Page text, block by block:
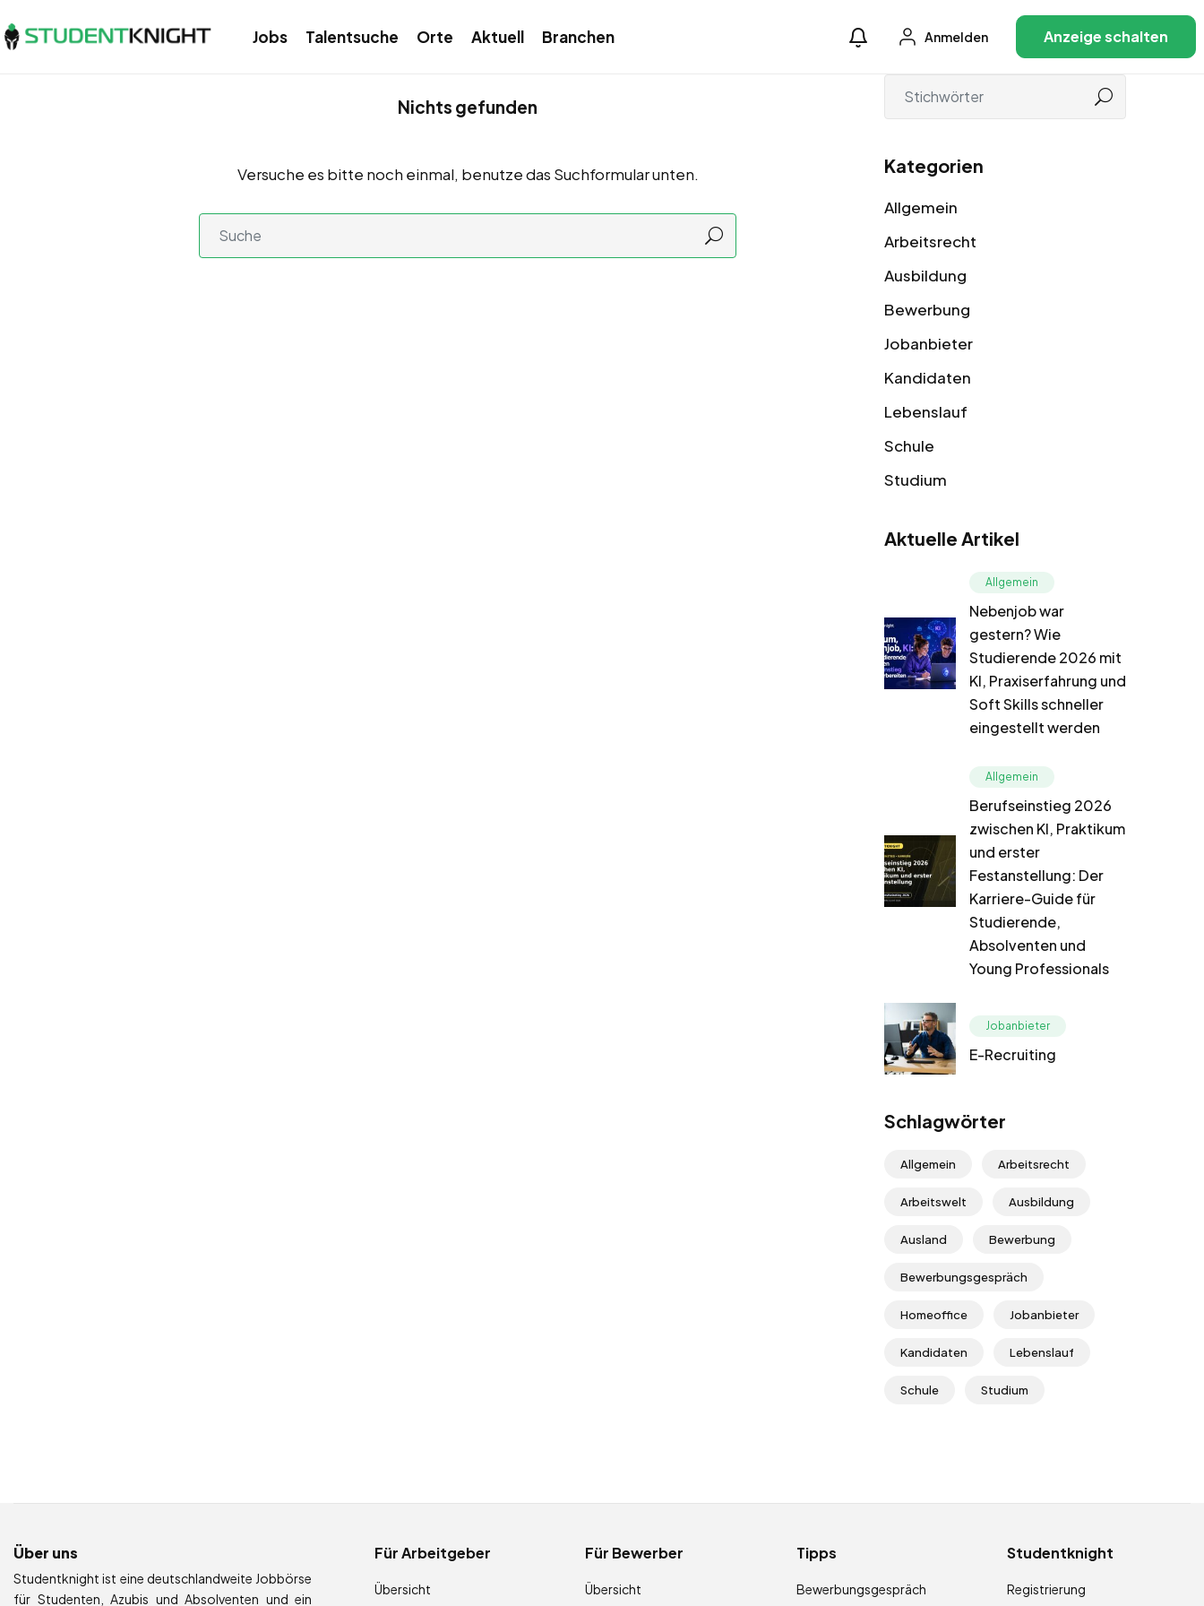
Jobs Talentsuche Orte Aktuell Branchen Anmelden Anzeige schalten
Nichts gefunden
Versuche es bitte noch einmal, benutze das Suchformular unten. Kategorien
Allgemein
Arbeitsrecht
Ausbildung
Bewerbung
Jobanbieter
Kandidaten
Lebenslauf
Schule
Studium
Aktuelle Artikel
Allgemein
Nebenjob war
gestern? Wie
Studierende 2026 mit
KI, Praxiserfahrung und
Soft Skills schneller
eingestellt werden
Allgemein
Berufseinstieg 2026
zwischen KI, Praktikum
und erster
Festanstellung: Der
Karriere-Guide für
Studierende,
Absolventen und
Young Professionals
Jobanbieter
E-Recruiting
Schlagwörter
Allgemein Arbeitsrecht
Arbeitswelt Ausbildung
Ausland Bewerbung
Bewerbungsgespräch
Homeoffice Jobanbieter
Kandidaten Lebenslauf
Schule Studium
Über uns
Studentknight ist eine deutschlandweite Jobbörse
für Studenten, Azubis und Absolventen und ein
Für Arbeitgeber
Übersicht
Für Bewerber
Übersicht
Tipps
Bewerbungsgespräch
Studentknight
Registrierung